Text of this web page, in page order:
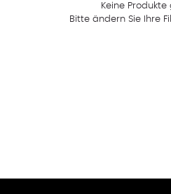
Keine
Bitte ändern Sie Ihre